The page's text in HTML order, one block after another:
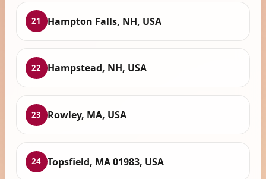
21 Hampton Falls, NH, USA
22 Hampstead, NH, USA
23 Rowley, MA, USA
24 Topsfield, MA 01983, USA